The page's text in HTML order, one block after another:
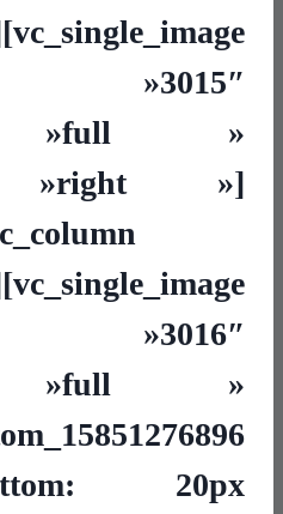
»3015″
»full »
»right »]
»3016″
»full »
20px